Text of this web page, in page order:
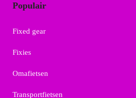
Populair
Fixed gear
Fixies
Omafietsen
Transportfietsen